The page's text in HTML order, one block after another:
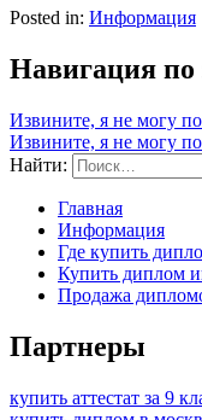
Posted in: Информация
Навигация по
Извините, я не могу
Извините, я не могу
Найти:
Главная
Информация
Где купить
Купить диплом
Продажа
Партнеры
купить аттестат за 9